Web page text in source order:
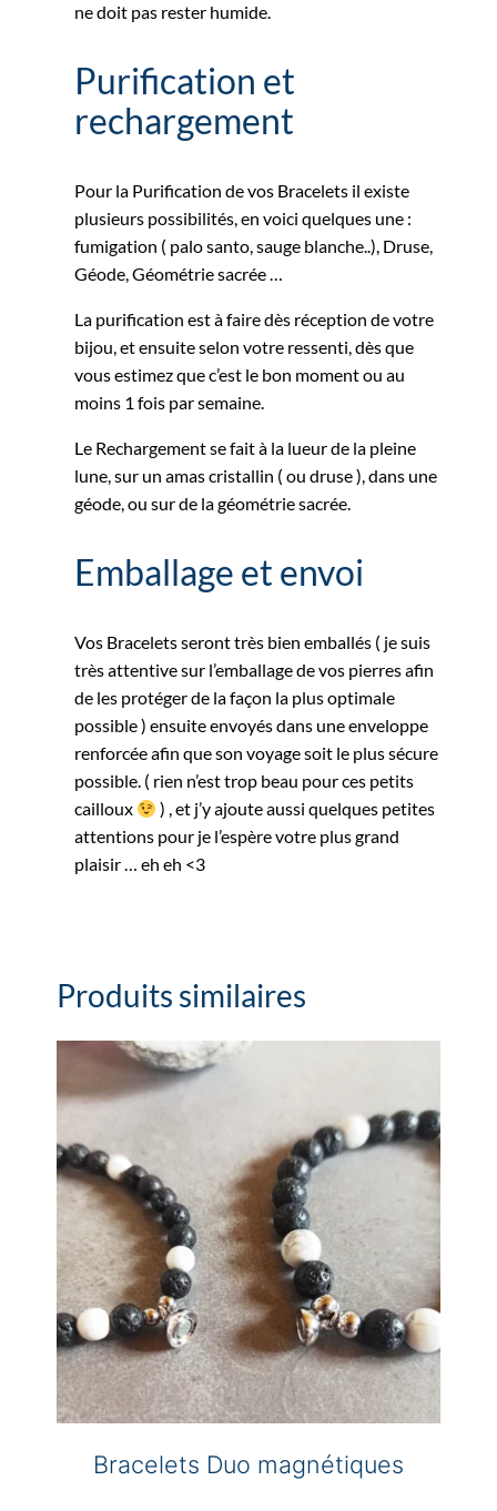
ne doit pas rester humide.
Purification et
rechargement
Pour la Purification de vos Bracelets il existe
plusieurs possibilités, en voici quelques une :
fumigation ( palo santo, sauge blanche..), Druse,
Géode, Géométrie sacrée …
La purification est à faire dès réception de votre
bijou, et ensuite selon votre ressenti, dès que
vous estimez que c’est le bon moment ou au
moins 1 fois par semaine.
Le Rechargement se fait à la lueur de la pleine
lune, sur un amas cristallin ( ou druse ), dans une
géode, ou sur de la géométrie sacrée.
Emballage et envoi
Vos Bracelets seront très bien emballés ( je suis
très attentive sur l’emballage de vos pierres afin
de les protéger de la façon la plus optimale
possible ) ensuite envoyés dans une enveloppe
renforcée afin que son voyage soit le plus sécure
possible. ( rien n’est trop beau pour ces petits
cailloux
) , et j’y ajoute aussi quelques petites
attentions pour je l’espère votre plus grand
plaisir … eh eh <3
Produits similaires
Bracelets Duo magnétiques